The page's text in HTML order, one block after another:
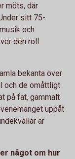
möts, där
sitt 75-
och
den roll
bekanta över
och de omåttligt
på fat, gammalt
uppåt
är
något om hur